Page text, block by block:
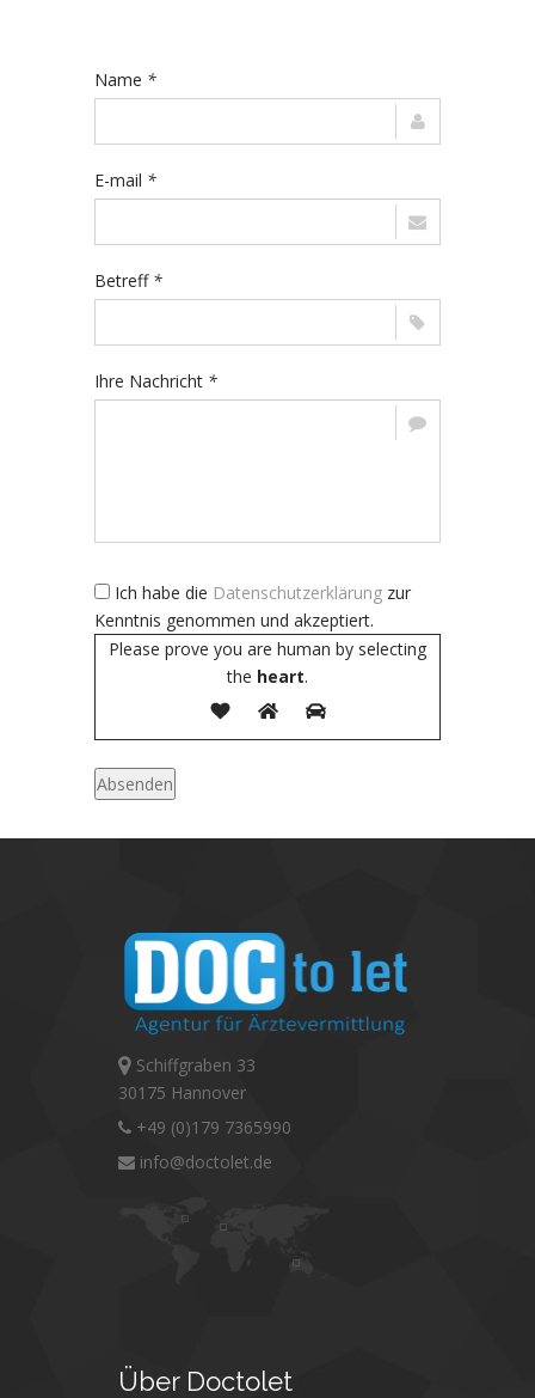
Name *
E-mail *
Betreff *
Ihre Nachricht *
Ich habe die Datenschutzerklärung zur
Kenntnis genommen und akzeptiert.
Please prove you are human by selecting
the heart.
Schiffgraben 33
30175 Hannover
+49 (0)179 7365990
info@doctolet.de
ÜberDoctolet